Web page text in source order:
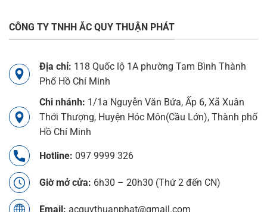
CÔNG TY TNHH ẮC QUY THUẬN PHÁT
Địa chỉ: 118 Quốc lộ 1A phường Tam Bình Thành
Phố Hồ Chí Minh
Chi nhánh: 1/1a Nguyễn Văn Bứa, Ấp 6, Xã Xuân
Thới Thượng, Huyện Hóc Môn(Cầu Lớn), Thành phố
Hồ Chí Minh
Hotline: 097 9999 326
Giờ mở cửa: 6h30 – 20h30 (Thứ 2 đến CN)
Email: acquythuanphat@gmail.com